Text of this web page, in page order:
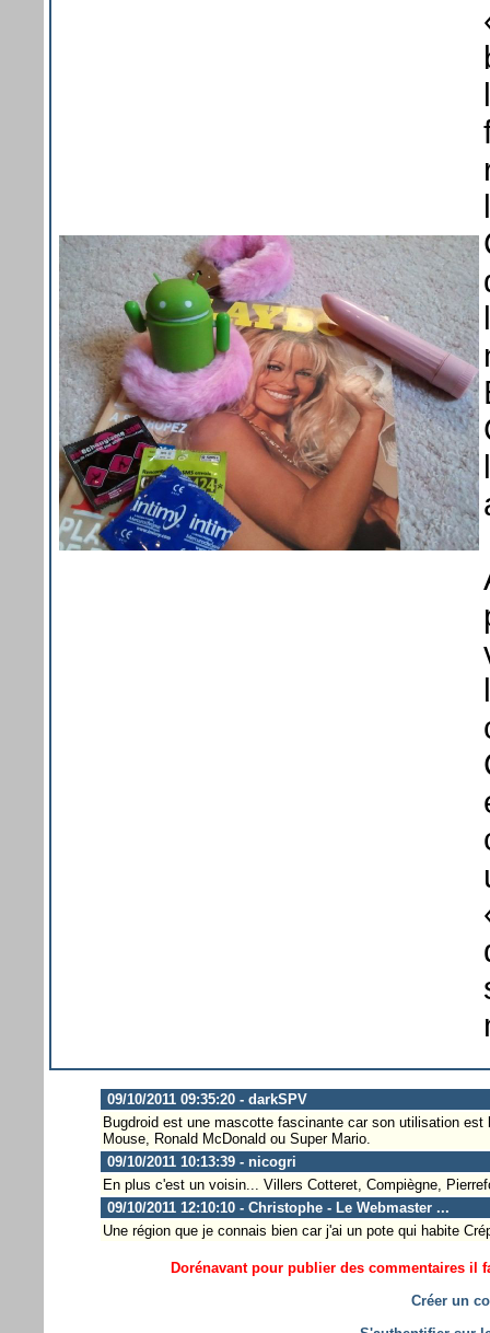
09/10/2011 09:35:20 - darkSPV
Bugdroid est une mascotte fascinante car son utilisation
Mouse, Ronald McDonald ou Super Mario.
09/10/2011 10:13:39 - nicogri
En plus c'est un voisin... Villers Cotteret, Compiègne,
09/10/2011 12:10:10 - Christophe - Le Webmaster ...
Une région que je connais bien car j'ai un pote qui habite
Dorénavant pour publier des commentaires il
Créer un